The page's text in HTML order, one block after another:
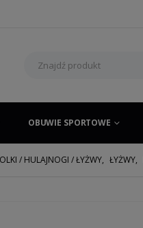
OBUWIE SPORTOWE
/ HULAJNOGI / ŁYŻWY, ŁYŻWY,